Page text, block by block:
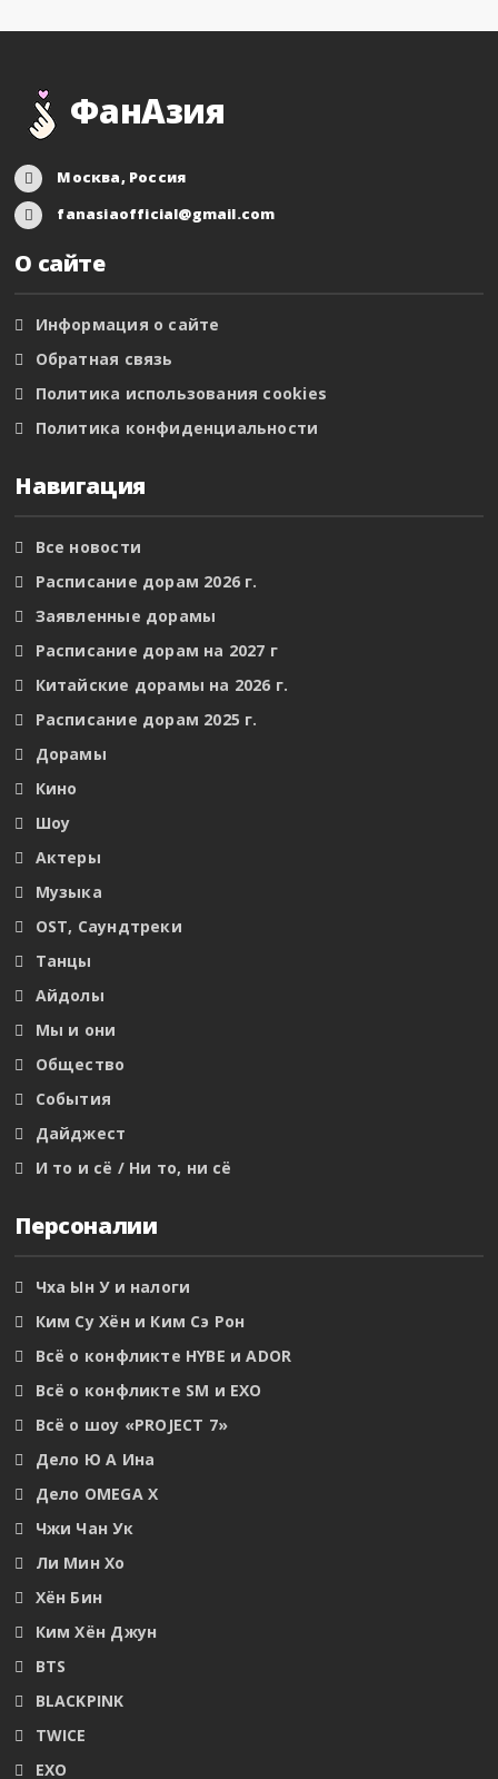
ФанАзия
Москва, Россия
fanasiaofficial@gmail.com
О сайте
Информация о сайте
Обратная связь
Политика использования cookies
Политика конфиденциальности
Навигация
Все новости
Расписание дорам 2026 г.
Заявленные дорамы
Расписание дорам на 2027 г
Китайские дорамы на 2026 г.
Расписание дорам 2025 г.
Дорамы
Кино
Шоу
Актеры
Музыка
OST, Саундтреки
Танцы
Айдолы
Мы и они
Общество
События
Дайджест
И то и сё / Ни то, ни сё
Персоналии
Чха Ын У и налоги
Ким Су Хён и Ким Сэ Рон
Всё о конфликте HYBE и ADOR
Всё о конфликте SM и EXO
Всё о шоу «PROJECT 7»
Дело Ю А Ина
Дело OMEGA X
Чжи Чан Ук
Ли Мин Хо
Хён Бин
Ким Хён Джун
BTS
BLACKPINK
TWICE
EXO